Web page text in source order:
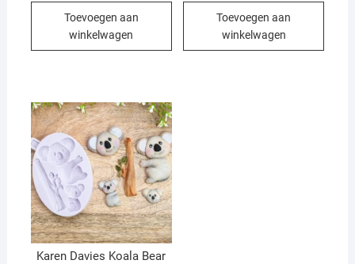
€3,50.
€1,75.
Toevoegen aan
winkelwagen
Toevoegen aan
winkelwagen
Karen Davies Koala Bear